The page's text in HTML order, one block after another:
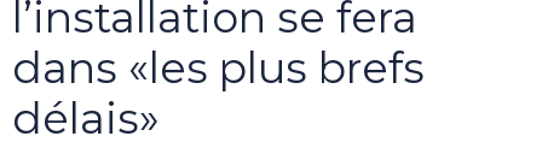
l’installation se fera
dans «les plus brefs
délais»